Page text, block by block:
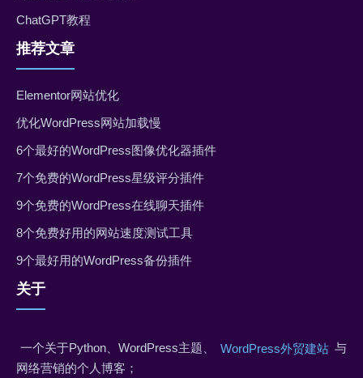
ChatGPT教程
推荐文章
Elementor网站优化
优化WordPress网站加载慢
6个最好的WordPress图像优化器插件
7个免费的WordPress星级评分插件
9个免费的WordPress在线聊天插件
8个免费好用的网站速度测试工具
9个最好用的WordPress备份插件
关于
一个关于Python、WordPress主题、 WordPress外贸建站 与
网络营销的个人博客；